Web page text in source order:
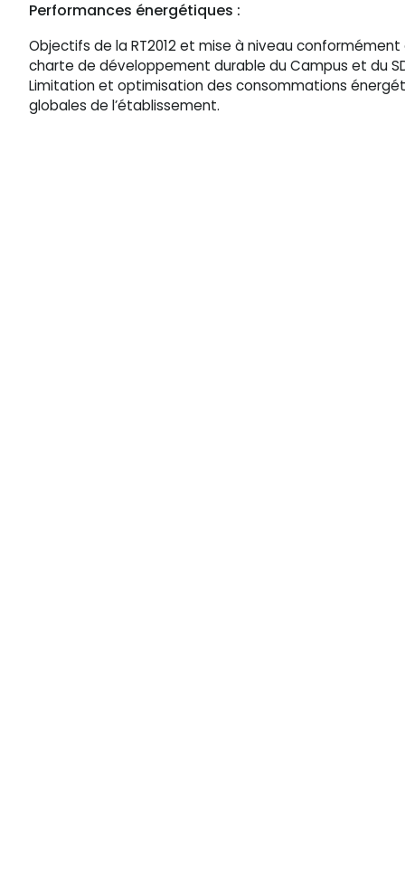
Nous utilisons des cookies
Performances énergétiques :
Objectifs de la RT2012 et mise à niveau conformément
charte de développement durable du Campus et du
Limitation et optimisation des consommations
globales de l’établissement.